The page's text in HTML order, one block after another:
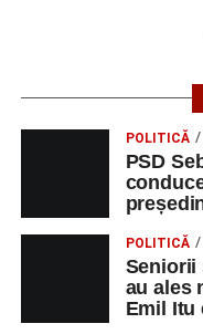
iluminatului
apelului la
Duminică, 23
cea de-a III-a
de Sebeș”
Primul concert
2026 a adus
POLITICĂ
PSD
POLITICĂ
Seniorii
au ales
Emil Itu